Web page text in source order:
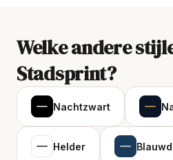
Welke andere
Stadsprint?
Nachtzwart
Helder